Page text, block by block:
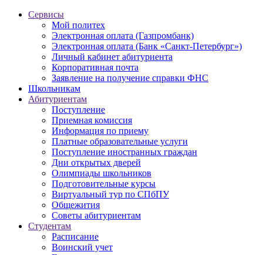
Сервисы
Мой политех
Электронная оплата (Газпромбанк)
Электронная оплата (Банк «Санкт-Петербург»)
Личный кабинет абитуриента
Корпоративная почта
Заявление на получение справки ФНС
Школьникам
Абитуриентам
Поступление
Приемная комиссия
Информация по приему
Платные образовательные услуги
Поступление иностранных граждан
Дни открытых дверей
Олимпиады школьников
Подготовительные курсы
Виртуальный тур по СПбПУ
Общежития
Советы абитуриентам
Студентам
Расписание
Воинский учет